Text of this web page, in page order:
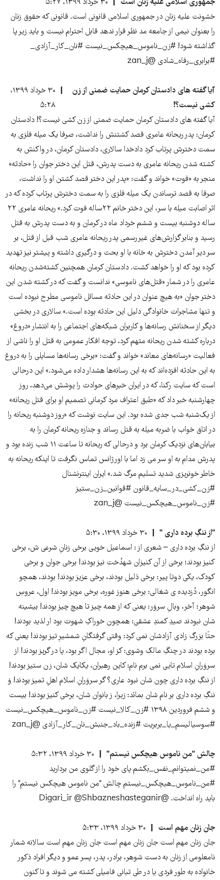
جمهوری اسلامی علیه زنان است
۳۰ خرداد ۱۳۹۹، ۵:۲۷
خشونت علیه زنان در جمهوری اسلامی قانونی است. قانونی که حقوق زنان
را بعنوان نیمی از جامعه مد نظر قرار ندهد قابل احترام نیست و باید زیر پا
گذاشته شود! #زن_ناموس_هیچکس_نیست #نان_کار_آزادی_
#برابری_رفاه_شادی @zan_j
آیا گفته های دادستان کرمان حمایت ضمنی از زن
کشی نیست؟!
۳۰ خرداد ۱۳۹۹،
۵:۲۸
آیا گفته های دادستان کرمان حمایت ضمنی از زن کشی نیست؟! دادستان
کرمان: پدر ریحانه عامری قصد کشتنش را نداشت، صرفا یک میله فلزی به
سمت دخترش پرتاب کرد دادخدا سالاری، دادستان کرمان، در واکنش به
کشته شدن ریحانه عامری به دست پدرش، قتل این دختر جوان را «حادثه»
منجر به «فوت» خواند و گفت: «پدر این دختر قصد کشتن او را نداشت،
صرفا به قصد ترساندن یک میله فلزی را به سمت دخترش پرتاب کرده که در
اثر اصابت میله با سر، این دختر خانم ۲۲ساله فوت کرد.» ریحانه عامری ۲۲
ساله دوشنبه بیست و ششم خرداد ماه در کرمان و به دست پدرش به قتل
رسید و بنابر گزارش‌‌های غیررسمی پدر ریحانه عامری شب قبل از قتل، بر
سر دیر آمدن دخترش به خانه با او بحث و درگیری داشته و پیشتر نیز تهدید
کرده بود که او را خواهد کشت. دادستان کرمان همچنین کشته‌شدن ریحانه
عامری را در شمار «قتل‌های ناموسی» ندانست و گفت که در کشته شدن این
دختر جوان «به هیچ عنوان در این حادثه مسائل ناموسی مطرح نبوده است
و تنها مشاجرات خانوادگی دلیل این حادثه بوده است.» سالاری در بخشی
دیگر از سخنانش رسانه‌ها و کاربران شبکه‌های اجتماعی را به انتشار «دروغ»
درباره کشته شدن ریحانه متهم کرد، توجه افکار عمومی به قتل او را ناشی از
فعالیت «رسانه‌های معاند» خواند و گفت: «برخی رسانه‌ها مسایلی را به دروغ
به این حادثه افزده‌اند که به این رسانه‌ها هشدار داده می‌شود.» این درحالی
است که سایت رکنا، که در ایران خبرهای حوادث را پوشش می‌دهد، روز
چهارشنبه خبر داد که «طبق اعتراف مرد کرمانی تصمیم او برای قتل ریحانه»
از یک‌شنبه شب جدی شده بود. این سایت نوشت که «روز دوشنبه ریحانه را
در اتاق خواب با ضربه میله به قتل رساند و جنازه ریحانه کرمان را به
بیابان‌های نزدیک کرمان برد و درحالی که ریحانه تا ساعت ۱۱ شب زنده بود و
پدرش مدام به او سر می زد اما با اورژانس تماس نگرفت تا اینکه ریحانه به
خاطر خونریزی شدید تسلیم مرگ شد.» ایران اینترنشنال
#زن_کشی_در_سایه_قانون #قوانین_زن_ستیز
#زن_ناموس_هیچکس_نیست @zan_j
"از ننگِ برده داری "
۳۰ خرداد ۱۳۹۹، ۵:۳۰
از ننگِ برده داری – شعری از : اسماعیل خویی برخی زنانِ شرعی ش، برخی
کنیز بودند؛ برخی از آن کنیزان شهدُخت نیز بودند! برخی جوان و برخی
کودک، یکی دوتا پیر: برخی ذلیل بودند، برخی عزیز بودند! بودند، همچو
انگور، دُزدیده ی شغالی: برخی هنوز غوره، برخی مویز بودند! اول، عروسِ
شوهر؛ آخر، وبالِ سروَر: یعنی که از همه چیز تا هیچ چیز بودند! بیشینه
شان نبودند صیدِ کمندِ عشقی: همچون خوراکِ شهوت بود ار لذید بودند!
حتّا بزرگ زادی آزادشان نمی کرد: وقتی گرفتگانِ شمشیرِ تیز بودند! یعنی که
برده بودند در چنگِ مالک وشوی: کز او، مجال اگر بود، پا در گریز بودند! از
سروَرانِ اسلام تایی نمی برم نام: کاین رهبران، یکایک شان، زن ستیز بودند!
از ننگِ برده داری چون شان نبود عاری؟ گر سروَرانِ اسلام اهلِ تمیز بودند! وَ
ننگِ برده داری بر نام شان بمانَد: زیرا، ز بانوان شان، برخی کنیز بودند! بیست
و ششم فروردین ۱۳۹۸ #زن_کالا_نیست #زن_ناموس_هیچکس_نیست
#سوسیالیسم_یا_بربریت #زنده_باد_جنبش_نان_کار_آزادی @zan_j
چالش "من ناموس هیچکس نیستم"
۳۰ خرداد ۱۳۹۹، ۵:۳۲
#من_نمیتوانم_نفس_بکشم پای خود را از گلوی من بردارید
#من_ناموس_هیچکس_نیستم چالش "من ناموس هیچکس نیستم" را
باید راه انداخت. @Digari_ir @Shbazneshasteganir
جان زنان مهم است
۳۰ خرداد ۱۳۹۹، ۵:۳۳
جان زنان مهم است جان زنان مهم است جان زنان مهم است سالانه شمار
نامعلومی از زنان به دست شوهر، برادر، پدر، پسر عمو و دیگر افراد ذکور
خانواده به طور فردی یا در طی تبانی فامیلی کشته می شوند و تا کنون